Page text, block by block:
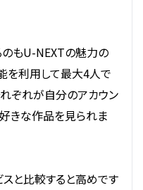
のもU-NEXTの魅力の
を利用して最大4人で
ぞれが自分のアカウン
きな作品を見られま
と比較すると高めです